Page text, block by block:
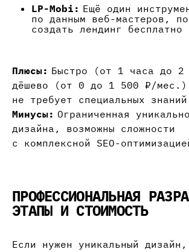
LP-Mobi: Ещё один
по данным веб-мастеров,
создать лендинг
Плюсы: Быстро (от 1 часа до 2
дёшево (от 0 до 1 500 ₽/
не требует специальных
Минусы: Ограниченная
дизайна, возможны сложности
с комплексной SEO-
ПРОФЕССИОНАЛЬНАЯ
ЭТАПЫ И СТОИМОСТЬ
Если нужен уникальный